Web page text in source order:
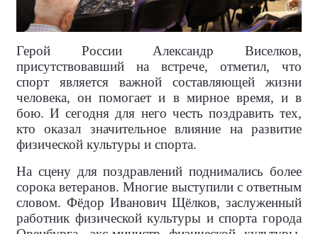
Герой России Александр Виселков,
присутствовавший на встрече, отметил, что
спорт является важной составляющей жизни
человека, он помогает и в мирное время, и в
бою. И сегодня для него честь поздравить тех,
кто оказал значительное влияние на развитие
физической культуры и спорта.
На сцену для поздравлений поднимались более
сорока ветеранов. Многие выступили с ответным
словом. Фёдор Иванович Щёлков, заслуженный
работник физической культуры и спорта города